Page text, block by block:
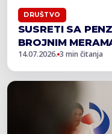
DRUŠTVO
SUSRETI SA
BROJNIM
14.07.2026. 3 min čitanja